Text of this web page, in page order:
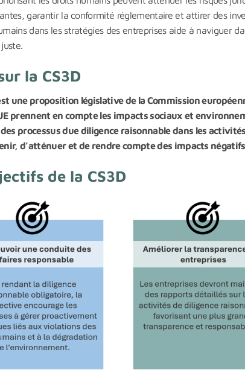
garantir la conformité réglementaire et attirer des
dans les stratégies des entreprises aide à naviguer
la CS3D
une proposition législative de la Commission
prennent en compte les impacts sociaux et
processus due diligence raisonnable dans les
d’atténuer et de rendre compte des impacts
de la CS3D